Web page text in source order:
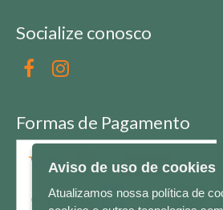
Socialize conosco
Formas de Pagamento
Aviso de uso de cookies
Atualizamos nossa política de